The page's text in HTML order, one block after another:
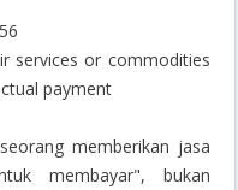
services or commodities
payment
memberikan jasa
membayar", bukan